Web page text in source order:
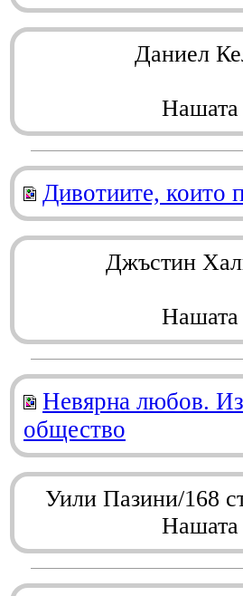
Даниел
Нашата
Дивотиите, които
Джъстин
Нашата
Невярна любов.
общество
Уили Пазини/168
Нашата